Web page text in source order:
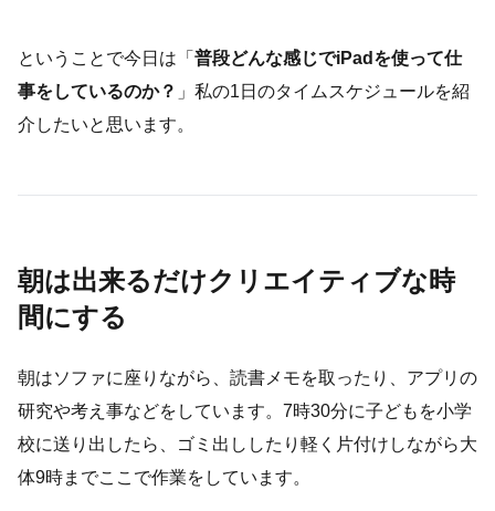
ということで今日は「 普段どんな感じでiPadを使って仕
事をしているのか？ 」私の1日のタイムスケジュールを紹
介したいと思います。
朝は出来るだけクリエイティブな時
間にする
朝はソファに座りながら、読書メモを取ったり、アプリの
研究や考え事などをしています。7時30分に子どもを小学
校に送り出したら、ゴミ出ししたり軽く片付けしながら大
体9時までここで作業をしています。